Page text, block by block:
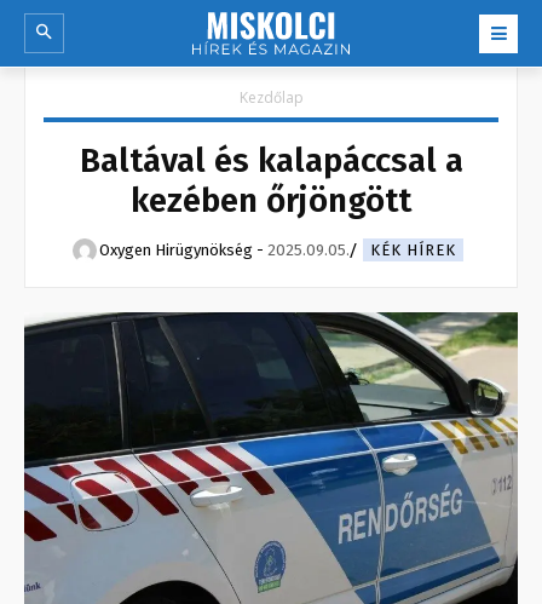
Kezdőlap
Baltával és kalapáccsal a
kezében őrjöngött
Oxygen Hirügynökség - 2025.09.05. KÉK HÍREK